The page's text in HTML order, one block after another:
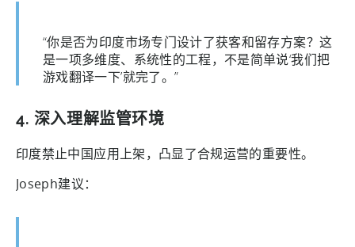
“你是否为印度市场专门设计了获客和留存方案？这
是一项多维度、系统性的工程，不是简单说‘我们把
游戏翻译一下’就完了。”
4. 深入理解监管环境
印度禁止中国应用上架，凸显了合规运营的重要性。
Joseph建议：